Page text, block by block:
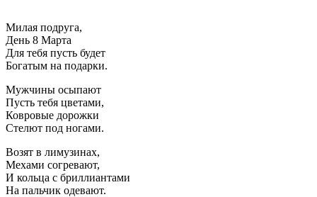
Милая подруга,
День 8 Марта
Для тебя пусть будет
Богатым на подарки.
Мужчины осыпают
Пусть тебя цветами,
Ковровые дорожки
Стелют под ногами.
Возят в лимузинах,
Мехами согревают,
И кольца с бриллиантами
На пальчик одевают.